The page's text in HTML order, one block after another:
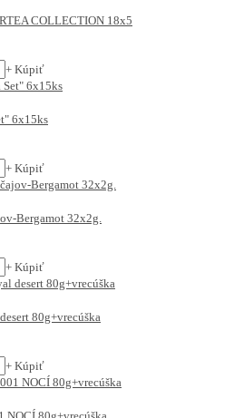
COLLECTION 18x5
+ Kúpiť
6x15ks
+ Kúpiť
Bergamot 32x2g.
+ Kúpiť
80g+vrecúška
+ Kúpiť